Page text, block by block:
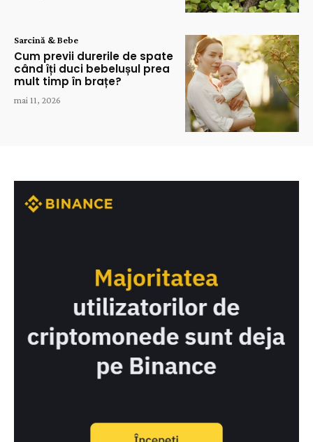
Sarcină & Bebe
Cum previi durerile de spate
când îți duci bebelușul prea
mult timp în brațe?
mai 11, 2026